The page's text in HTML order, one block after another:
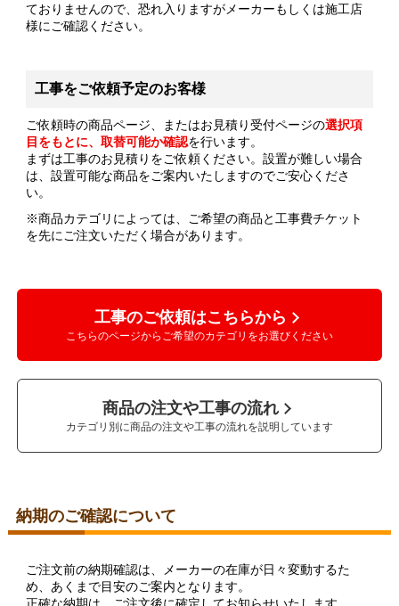
ておりませんので、恐れ入りますがメーカーもしくは施工店
様にご確認ください。
工事をご依頼予定のお客様
ご依頼時の商品ページ、またはお見積り受付ページの選択項
目をもとに、取替可能か確認を行います。
まずは工事のお見積りをご依頼ください。設置が難しい場合
は、設置可能な商品をご案内いたしますのでご安心くださ
い。
※商品カテゴリによっては、ご希望の商品と工事費チケット
を先にご注文いただく場合があります。
工事のご依頼はこちらから
こちらのページからご希望のカテゴリをお選びください
商品の注文や工事の流れ
カテゴリ別に商品の注文や工事の流れを説明しています
納期のご確認について
ご注文前の納期確認は、メーカーの在庫が日々変動するた
め、あくまで目安のご案内となります。